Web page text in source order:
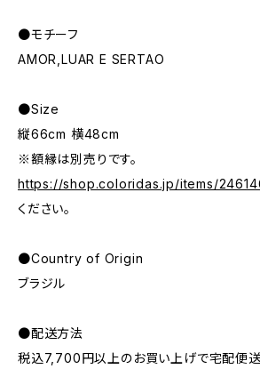
●モチーフ
AMOR,LUAR E SERTAO
●Size
縦66cm 横48cm
※額縁は別売りです。
https://shop.coloridas.jp/items/
ください。
●Country of Origin
ブラジル
●配送方法
税込7,700円以上のお買い上げで宅配便送